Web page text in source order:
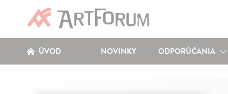
ÚVOD NOVINKY ODPORÚČANIA